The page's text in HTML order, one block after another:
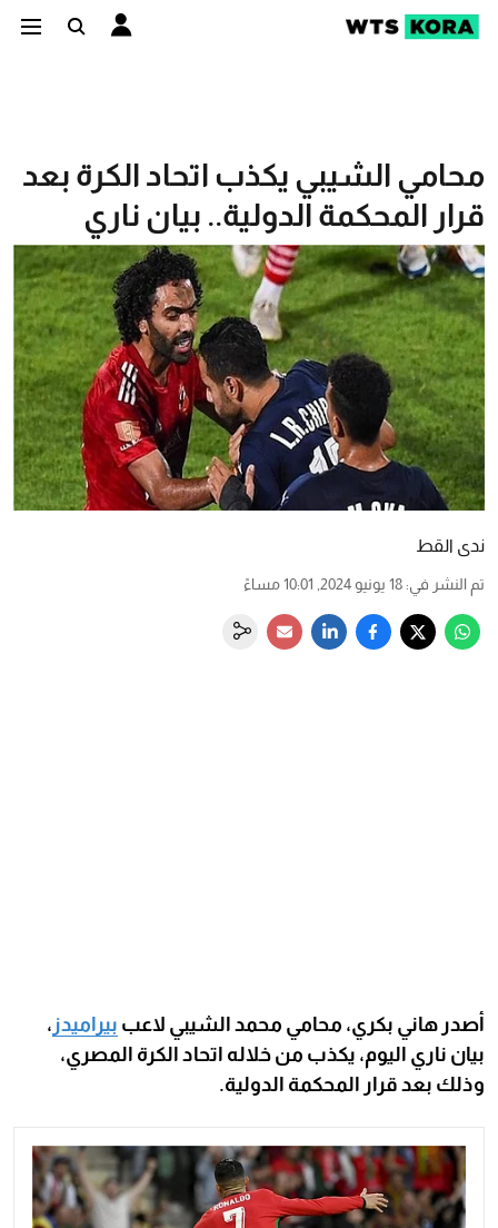
محامي الشيبي يكذب اتحاد الكرة بعد
قرار المحكمة الدولية.. بيان ناري
ندى القط
تم النشر في: 18 يونيو 2024, 10:01 مساءً
أصدر هاني بكري، محامي محمد الشيبي لاعب بيراميدز ،
بيان ناري اليوم، يكذب من خلاله اتحاد الكرة المصري،
وذلك بعد قرار المحكمة الدولية.